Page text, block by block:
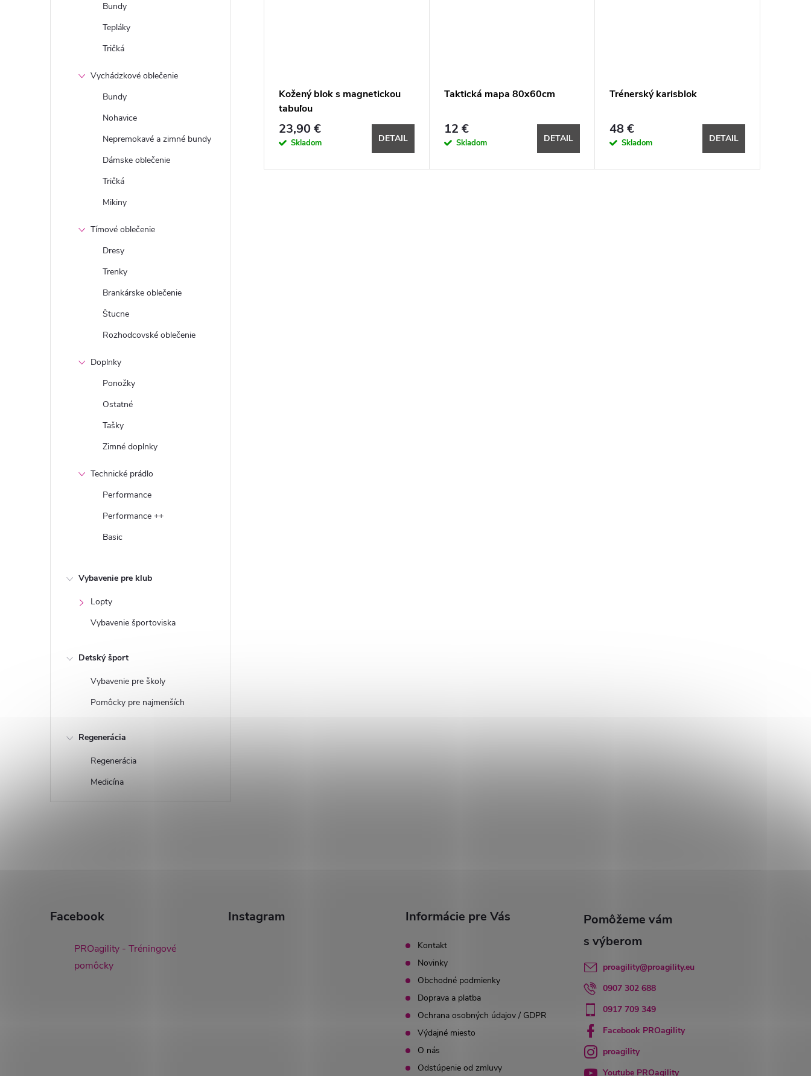
Bundy
Tepláky
Tričká
Vychádzkové oblečenie
Bundy
Nohavice
Nepremokavé a zimné bundy
Dámske oblečenie
Tričká
Mikiny
Tímové oblečenie
Dresy
Trenky
Brankárske oblečenie
Štucne
Rozhodcovské oblečenie
Doplnky
Ponožky
Ostatné
Tašky
Zimné doplnky
Technické prádlo
Performance
Performance ++
Basic
Vybavenie pre klub
Lopty
Vybavenie športoviska
Detský šport
Vybavenie pre školy
Pomôcky pre najmenších
Regenerácia
Regenerácia
Medicína
Kožený blok s magnetickou
tabuľou
23,90 €
Skladom DETAIL
Taktická mapa 80x60cm
12 €
Skladom DETAIL
Trénerský karisblok
48 €
Skladom DETAIL
Facebook
PROagility - Tréningové
pomôcky
Instagram Informácie pre Vás
Kontakt
Novinky
Obchodné podmienky
Doprava a platba
Ochrana osobných údajov / GDPR
Výdajné miesto
O nás
Odstúpenie od zmluvy
proagility@proagility.eu
0907 302 688
0917 709 349
Facebook PROagility
proagility
Youtube PROagility